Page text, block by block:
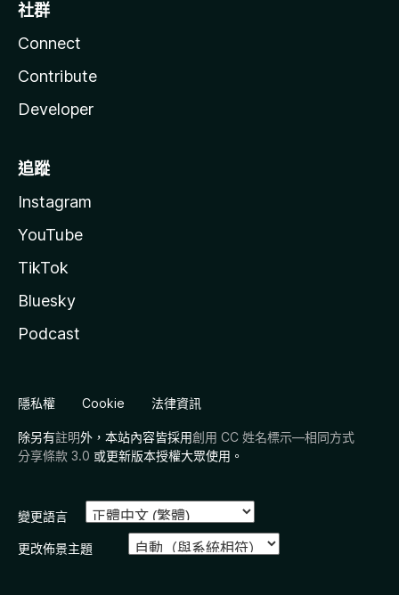
社群
Connect
Contribute
Developer
追蹤
Instagram
YouTube
TikTok
Bluesky
Podcast
隱私權 Cookie 法律資訊
除另有註明外，本站內容皆採用創用 CC 姓名標示—相同方式
分享條款 3.0 或更新版本授權大眾使用。
變更語言
更改佈景主題